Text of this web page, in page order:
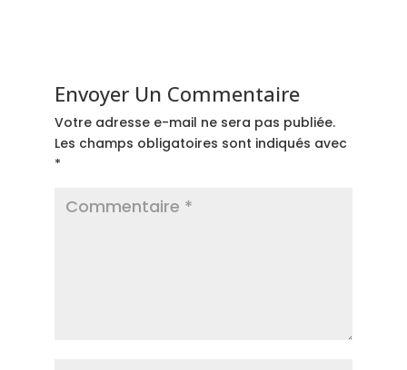
Envoyer Un Commentaire
Votre adresse e-mail ne sera pas publiée.
Les champs obligatoires sont indiqués avec
*